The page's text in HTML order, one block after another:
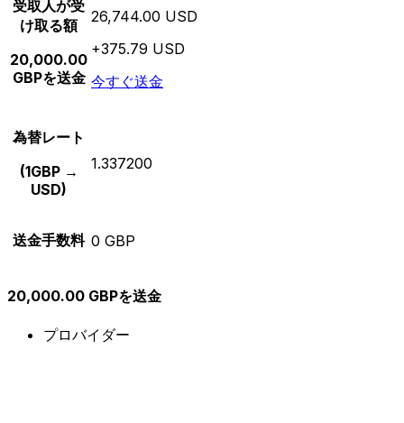
受取人が受
け取る額
20,000.00
GBPを送金
26,744.00 USD
+375.79 USD
今すぐ送金
為替レート
(1GBP →
USD)
1.337200
送金手数料 0 GBP
20,000.00 GBPを送金
プロバイダー